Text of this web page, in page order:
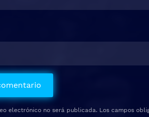
electrónico no será publicada. Los campos